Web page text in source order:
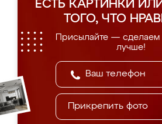
ЕСТЬ КАРТИНКИ
ТОГО, ЧТО
Присылайте — сделаем
лучше!
Прикрепить фото